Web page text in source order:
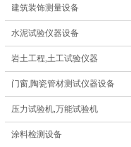
建筑装饰测量设备
水泥试验仪器设备
岩土工程,土工试验仪器
门窗,陶瓷管材测试仪器设备
压力试验机,万能试验机
涂料检测设备